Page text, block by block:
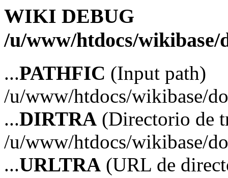
WIKI DEBUG
/u/www/htdocs/
...PATHFIC (Input path)
/u/www/htdocs/wikibase/
...DIRTRA (Directorio de
/u/www/htdocs/wikibase/
...URLTRA (URL de